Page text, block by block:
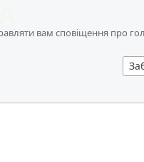
вам сповіщення про